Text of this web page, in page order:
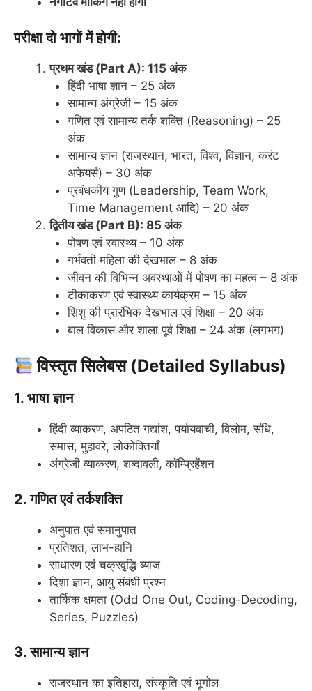
परीक्षा दो भागों में होगी:
प्रथम खंड (Part A): 115 अंक
हिंदी भाषा ज्ञान – 25 अंक
सामान्य अंग्रेजी – 15 अंक
गणित एवं सामान्य तर्क शक्ति (Reasoning) – 25
अंक
सामान्य ज्ञान (राजस्थान, भारत, विश्व, विज्ञान, करंट
अफेयर्स) – 30 अंक
प्रबंधकीय गुण (Leadership, Team Work,
Time Management आदि) – 20 अंक
द्वितीय खंड (Part B): 85 अंक
पोषण एवं स्वास्थ्य – 10 अंक
गर्भवती महिला की देखभाल – 8 अंक
जीवन की विभिन्न अवस्थाओं में पोषण का महत्व – 8 अंक
टीकाकरण एवं स्वास्थ्य कार्यक्रम – 15 अंक
शिशु की प्रारंभिक देखभाल एवं शिक्षा – 20 अंक
बाल विकास और शाला पूर्व शिक्षा – 24 अंक (लगभग)
विस्तृत सिलेबस (Detailed Syllabus)
1. भाषा ज्ञान
हिंदी व्याकरण, अपठित गद्यांश, पर्यायवाची, विलोम, संधि,
समास, मुहावरे, लोकोक्तियाँ
अंग्रेजी व्याकरण, शब्दावली, कॉम्प्रिहेंशन
2. गणित एवं तर्कशक्ति
अनुपात एवं समानुपात
प्रतिशत, लाभ-हानि
साधारण एवं चक्रवृद्धि ब्याज
दिशा ज्ञान, आयु संबंधी प्रश्न
तार्किक क्षमता (Odd One Out, Coding-Decoding,
Series, Puzzles)
3. सामान्य ज्ञान
राजस्थान का इतिहास, संस्कृति एवं भूगोल